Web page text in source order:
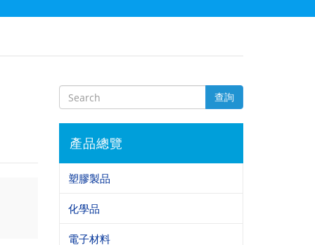
查詢
產品總覽
塑膠製品
化學品
電子材料